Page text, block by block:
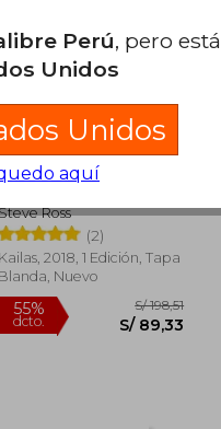
55%
dcto. S/
Ross
(2)
Kailas, 2018, 1 Edición, Tapa
Blanda, Nuevo
Perú, pero
Unidos
Unidos
aquí